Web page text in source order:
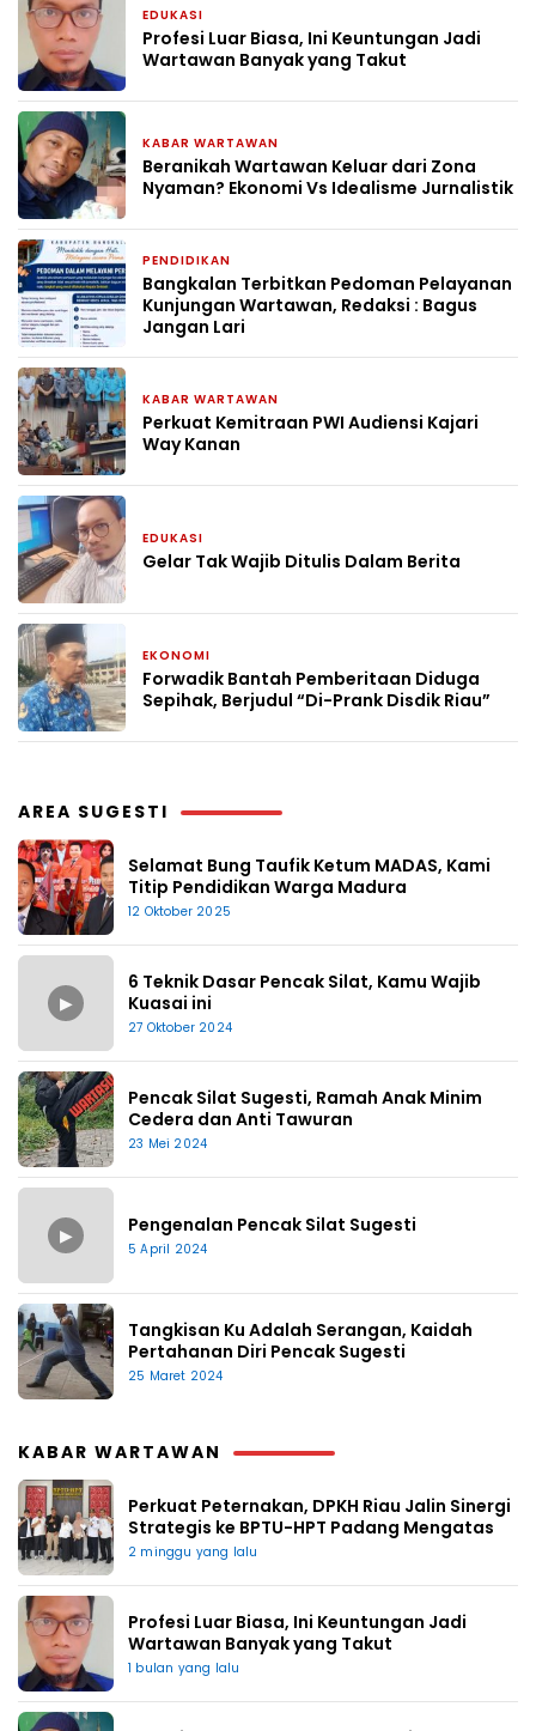
EDUKASI
Profesi Luar Biasa, Ini Keuntungan Jadi
Wartawan Banyak yang Takut
KABAR WARTAWAN
Beranikah Wartawan Keluar dari Zona
Nyaman? Ekonomi Vs Idealisme Jurnalistik
PENDIDIKAN
Bangkalan Terbitkan Pedoman Pelayanan
Kunjungan Wartawan, Redaksi : Bagus
Jangan Lari
KABAR WARTAWAN
Perkuat Kemitraan PWI Audiensi Kajari
Way Kanan
EDUKASI
Gelar Tak Wajib Ditulis Dalam Berita
EKONOMI
Forwadik Bantah Pemberitaan Diduga
Sepihak, Berjudul “Di-Prank Disdik Riau”
AREA SUGESTI
Selamat Bung Taufik Ketum MADAS, Kami
Titip Pendidikan Warga Madura
12 Oktober 2025
▶
6 Teknik Dasar Pencak Silat, Kamu Wajib
Kuasai ini
27 Oktober 2024
Pencak Silat Sugesti, Ramah Anak Minim
Cedera dan Anti Tawuran
23 Mei 2024
▶ Pengenalan Pencak Silat Sugesti
5 April 2024
Tangkisan Ku Adalah Serangan, Kaidah
Pertahanan Diri Pencak Sugesti
25 Maret 2024
KABAR WARTAWAN
Perkuat Peternakan, DPKH Riau Jalin Sinergi
Strategis ke BPTU-HPT Padang Mengatas
2 minggu yang lalu
Profesi Luar Biasa, Ini Keuntungan Jadi
Wartawan Banyak yang Takut
1 bulan yang lalu